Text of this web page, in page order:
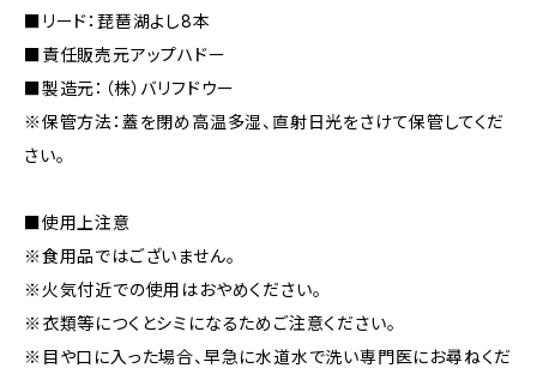
■リード：琵琶湖よし8本
■責任販売元アップハドー
■製造元：（株）バリフドウー
※保管方法：蓋を閉め高温多湿、直射日光をさけて保管してくだ
さい。
■使用上注意
※食用品ではございません。
※火気付近での使用はおやめください。
※衣類等につくとシミになるためご注意ください。
※目や口に入った場合、早急に水道水で洗い専門医にお尋ねくだ